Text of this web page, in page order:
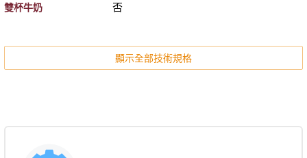
雙杯牛奶 否
顯示全部技術規格